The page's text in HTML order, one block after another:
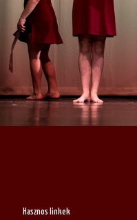
Hasznos linkek